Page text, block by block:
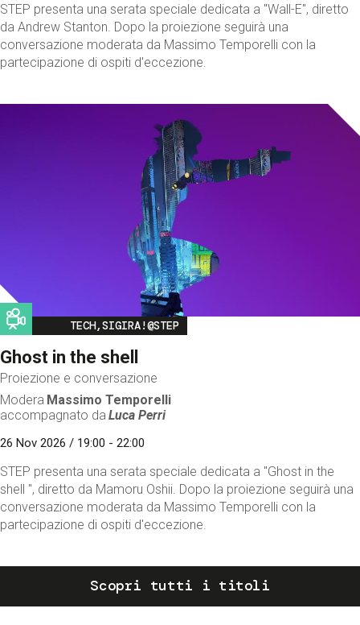
STEP presenta una serata speciale dedicata a "Wall-E", diretto
da Andrew Stanton. Dopo la proiezione seguirà una
conversazione moderata da Massimo Temporelli con la
partecipazione di ospiti d'eccezione.
Image
TECH,SIGIRA!@STEP
Ghost in the shell
Proiezione e conversazione
Modera Massimo Temporelli
accompagnato da Luca Perri
26 Nov 2026 / 19:00 - 22:00
STEP presenta una serata speciale dedicata a "Ghost in the
shell ", diretto da Mamoru Oshii. Dopo la proiezione seguirà una
conversazione moderata da Massimo Temporelli con la
partecipazione di ospiti d'eccezione.
Scopri tutti i titoli